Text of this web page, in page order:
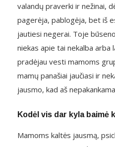
valandų praverki ir nežinai,
pagerėja, pablogėja, bet iš
jautiesi negerai. Toje
niekas apie tai nekalba arba
pradėjau vesti mamoms
mamų panašiai jaučiasi ir
jausmo, kad aš
Kodėl vis dar kyla baimė
Mamoms kaltės jausmą,